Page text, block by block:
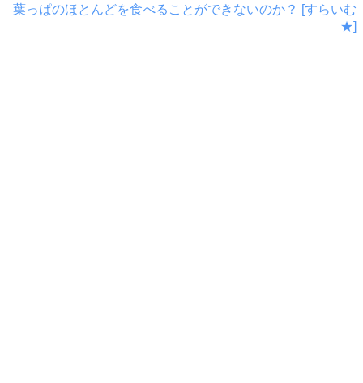
葉っぱのほとんどを食べることができないのか？ [すらいむ
★]